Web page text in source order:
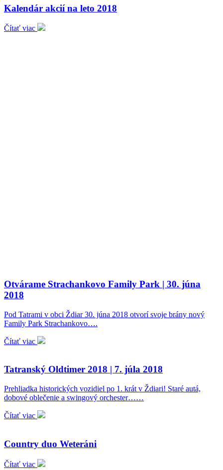
Kalendár akcií na leto 2018
Čítať viac
Otvárame Strachankovo Family Park | 30. júna
2018
Pod Tatrami v obci Ždiar 30. júna 2018 otvorí svoje brány nový
Family Park Strachankovo….
Čítať viac
Tatranský Oldtimer 2018 | 7. júla 2018
Prehliadka historických vozidiel po 1. krát v Ždiari! Staré autá,
dobové oblečenie a swingový orchester……
Čítať viac
Country duo Weteráni
Čítať viac